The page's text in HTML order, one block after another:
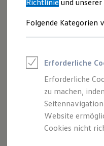
Volkswagen
Junge
Leasing
Leasing-
Junge
Elektroauto
Leasing
Größer.
Richtlinie und unserer
Folgende Kategorien
Erforderliche
Erforderliche
zu machen,
Website
Cookies nicht